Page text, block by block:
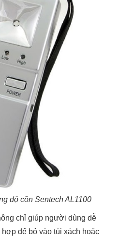
độ cồn Sentech AL1100
chỉ giúp người dùng dễ
để bỏ vào túi xách hoặc